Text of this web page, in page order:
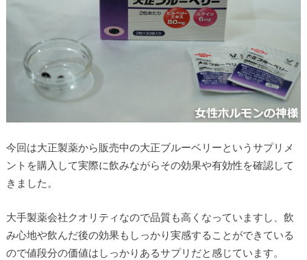
今回は大正製薬から販売中の大正ブルーベリーというサプリメ
ントを購入して実際に飲みながらその効果や有効性を確認して
きました。
大手製薬会社クオリティなので品質も高くなっていますし、飲
み心地や飲んだ後の効果もしっかり実感することができている
ので値段分の価値はしっかりあるサプリだと感じています。